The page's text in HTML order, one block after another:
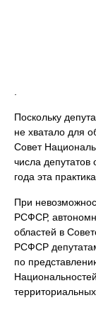
Поскольку
не хватало для
Совет
числа депутатов
года эта
При
РСФСР,
областей в
РСФСР
по